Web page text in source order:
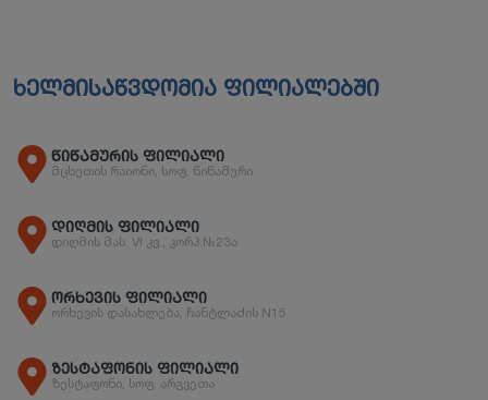
ხელმისაწვდომია ფილიალებში
წიწამურის ფილიალი
მცხეთის რაიონი, სოფ. წიწამური
დიღმის ფილიალი
დიღმის მას. VI კვ., კორპ.№23ა
ორხევის ფილიალი
ორხევის დასახლება, ჩანტლაძის N15
ზესტაფონის ფილიალი
ზესტაფონი, სოფ. არგვეთა